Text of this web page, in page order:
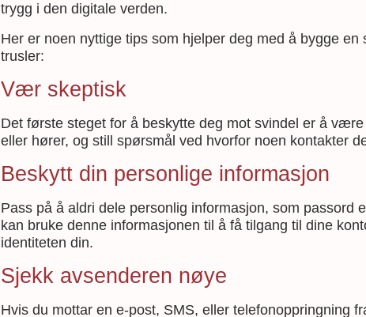
trygg i den digitale verden.
Her er noen nyttige tips som hjelper deg med å bygge
trusler:
Vær skeptisk
Det første steget for å beskytte deg mot svindel er å
eller hører, og still spørsmål ved hvorfor noen kontakter
Beskytt din personlige informasjon
Pass på å aldri dele personlig informasjon, som passord
kan bruke denne informasjonen til å få tilgang til dine
identiteten din.
Sjekk avsenderen nøye
Hvis du mottar en e-post, SMS, eller telefonoppringning